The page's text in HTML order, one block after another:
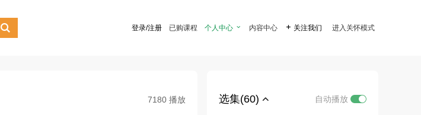
 登录/注册 已购课程 个人中心  内容中心  关注我们 进入关怀模式
7180 播放 选集(60) 自动播放